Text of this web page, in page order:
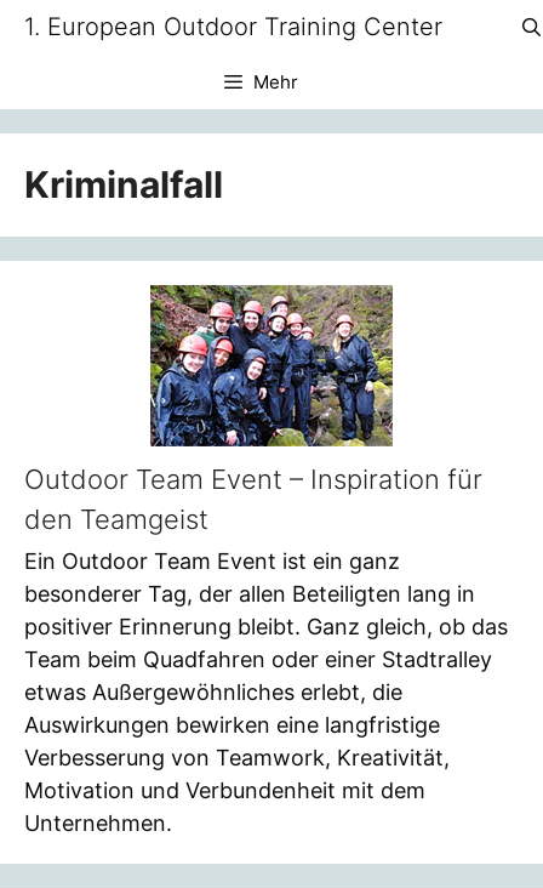
Zum1. European Outdoor Training Center
Mehr
Kriminalfall
Outdoor Team Event – Inspiration für
den Teamgeist
Ein Outdoor Team Event ist ein ganz
besonderer Tag, der allen Beteiligten lang in
positiver Erinnerung bleibt. Ganz gleich, ob das
Team beim Quadfahren oder einer Stadtralley
etwas Außergewöhnliches erlebt, die
Auswirkungen bewirken eine langfristige
Verbesserung von Teamwork, Kreativität,
Motivation und Verbundenheit mit dem
Unternehmen.